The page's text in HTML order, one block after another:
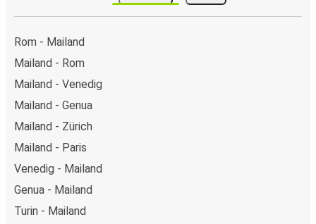
Rom - Mailand
Mailand - Rom
Mailand - Venedig
Mailand - Genua
Mailand - Zürich
Mailand - Paris
Venedig - Mailand
Genua - Mailand
Turin - Mailand